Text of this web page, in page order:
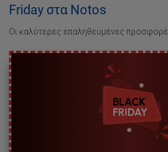
Friday στα Notos
Οι καλύτερες επαληθευμένες